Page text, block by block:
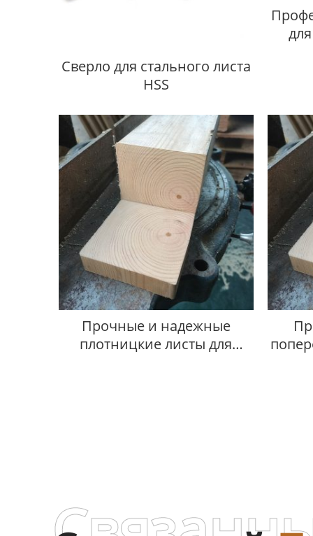
Сверло для стального листа
HSS
Прочные и надежные
плотницкие листы для